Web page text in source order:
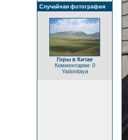
Случайная фотография
Горы в Китае
Комментарии: 0
Yadovitaya